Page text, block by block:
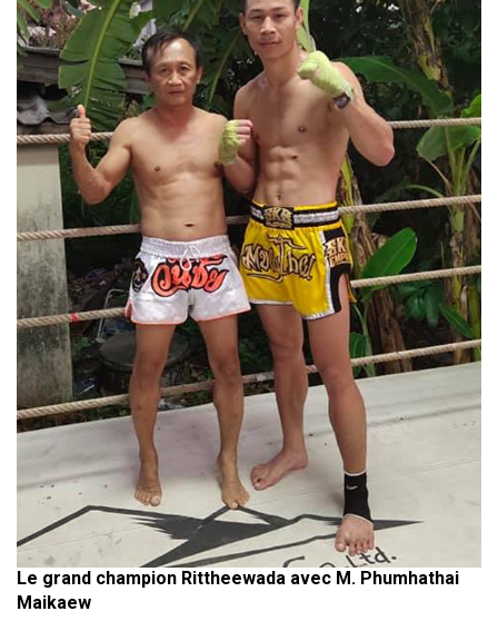
Le grand champion Rittheewada avec M. Phumhathai
Maikaew